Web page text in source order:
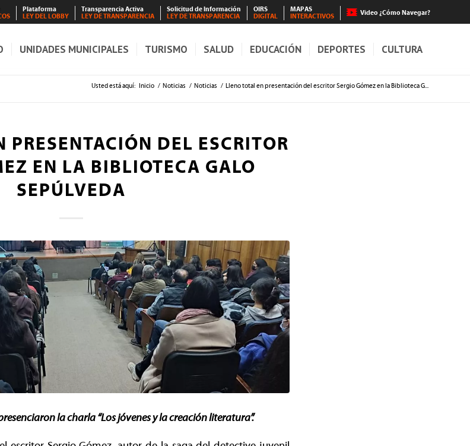
Plataforma
LEY DEL LOBBY
Transparencia Activa
LEY DE TRANSPARENCIA
Solicitud de Información
LEY DE TRANSPARENCIA
OIRS
DIGITAL
MAPAS
INTERACTIVOS
Video ¿Cómo Navegar?
UNIDADES MUNICIPALES TURISMO SALUD EDUCACIÓN DEPORTES CULTURA
Usted está aquí: Inicio / Noticias / Noticias / Lleno total en presentación del escritor Sergio Gómez en la Biblioteca G...
PRESENTACIÓN DEL ESCRITOR
EN LA BIBLIOTECA GALO
SEPÚLVEDA
la charla “Los jóvenes y la creación literatura”.